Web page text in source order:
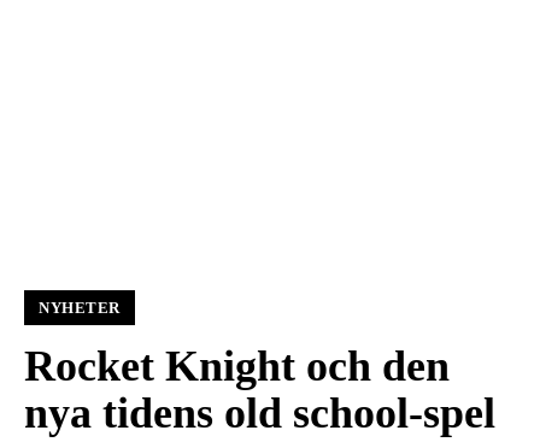
NYHETER
Rocket Knight och den
nya tidens old school-spel